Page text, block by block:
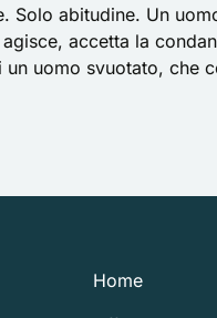
Solo abitudine. Un
accetta la
uomo svuotato, che
Home